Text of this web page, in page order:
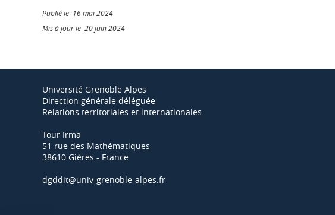
Publié le 16 mai 2024
Mis à jour le 20 juin 2024
Université Grenoble Alpes
Direction générale déléguée
Relations territoriales et internationales
Tour Irma
51 rue des Mathématiques
38610 Gières - France
dgddit@univ-grenoble-alpes.fr